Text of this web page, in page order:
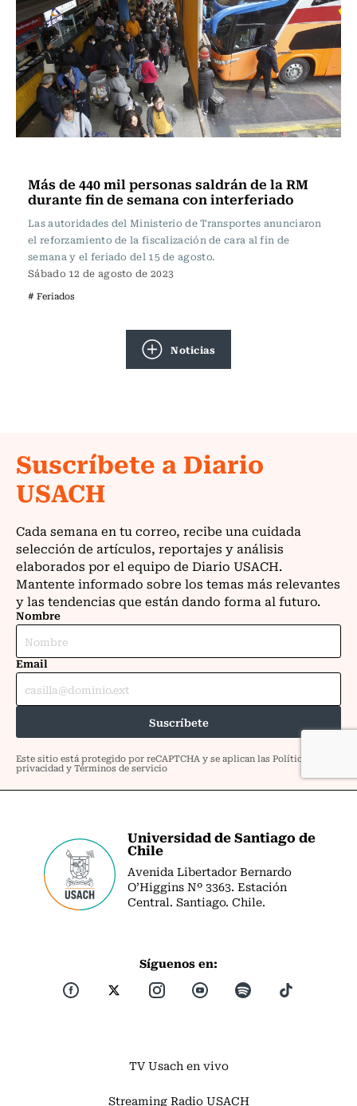
Más de 440 mil personas saldrán de la RM
durante fin de semana con interferiado
Las autoridades del Ministerio de Transportes anunciaron
el reforzamiento de la fiscalización de cara al fin de
semana y el feriado del 15 de agosto.
Sábado 12 de agosto de 2023
# Feriados
Noticias
Universidad de Santiago de
Chile
Avenida Libertador Bernardo
O’Higgins Nº 3363. Estación
Central. Santiago. Chile.
Síguenos en:
TV Usach en vivo
Streaming Radio USACH